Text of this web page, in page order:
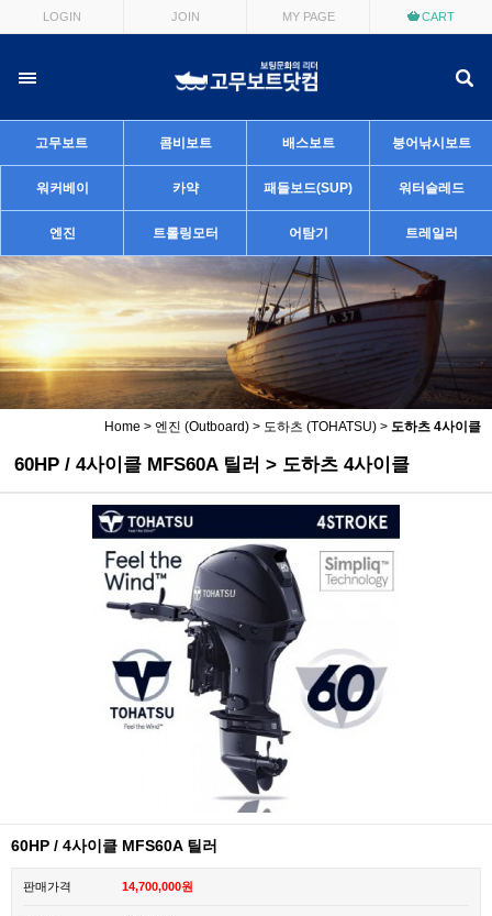
LOGIN JOIN MY PAGE CART
고무보트 콤비보트 배스보트 붕어낚시보트
워커베이 카약 패들보드(SUP) 워터슬레드
엔진 트롤링모터 어탐기 트레일러
Home > 엔진 (Outboard) > 도하츠 (TOHATSU) > 도하츠 4사이클
60HP / 4사이클 MFS60A 틸러 > 도하츠 4사이클
60HP / 4사이클 MFS60A 틸러
판매가격 14,700,000원